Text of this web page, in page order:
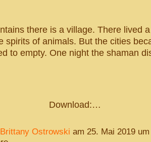
there is a village. There lived
spirits of animals. But the cities
to empty. One night the shaman
Download:…
Brittany Ostrowski am 25. Mai 2019